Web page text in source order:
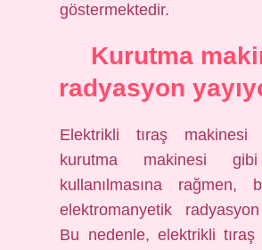
göstermektedir.
Kurutma
radyasyon
Elektrikli tıraş
kurutma makinesi
kullanılmasına rağmen,
elektromanyetik
Bu nedenle, elektrikli tıraş